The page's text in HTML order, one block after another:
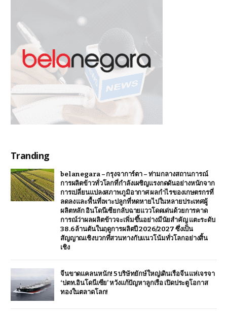
Tranding
belanegara – กรุงจาการ์ตา – ท่ามกลางสถานการณ์
การผลิตข้าวทั่วโลกที่กำลังเผชิญแรงกดดันอย่างหนักจาก
การเปลี่ยนแปลงสภาพภูมิอากาศ ผลกำไรของเกษตรกรที่
ลดลง และพื้นที่เพาะปลูกที่หดหายไปในหลายประเทศผู้
ผลิตหลัก อินโดนีเซียกลับฉายแววโดดเด่นด้วยการคาด
การณ์ว่าผลผลิตข้าวจะเพิ่มขึ้นอย่างมีนัยสำคัญ แตะระดับ
38.6 ล้านตันในฤดูการผลิตปี 2026/2027 ซึ่งเป็น
สัญญาณเชิงบวกที่สวนทางกับแนวโน้มทั่วโลกอย่างสิ้น
เชิง
จีนขาดแคลนหนัก! 5 บริษัทยักษ์ใหญ่เดินเรือจีน แห่เจรจา
‘ปตท.อินโดนีเซีย’ หวังแก้ปัญหาลูกเรือ เปิดประตูโอกาส
ทองในตลาดโลก!